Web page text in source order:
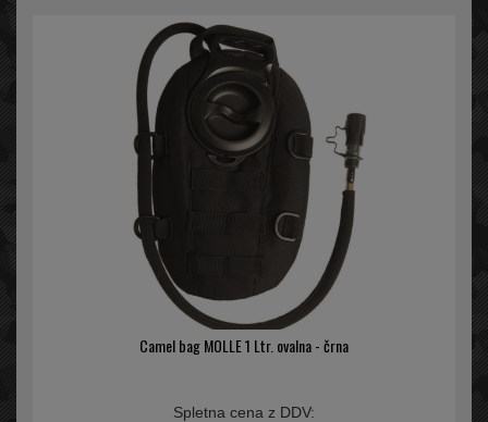
Camel bag MOLLE 1 Ltr. ovalna - črna
Spletna cena z DDV: